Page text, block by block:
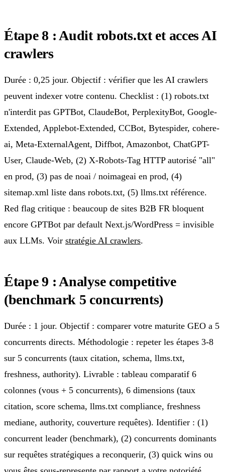
Étape 8 : Audit robots.txt et acces AI
crawlers
Durée : 0,25 jour. Objectif : vérifier que les AI crawlers
peuvent indexer votre contenu. Checklist : (1) robots.txt
n'interdit pas GPTBot, ClaudeBot, PerplexityBot, Google-
Extended, Applebot-Extended, CCBot, Bytespider, cohere-
ai, Meta-ExternalAgent, Diffbot, Amazonbot, ChatGPT-
User, Claude-Web, (2) X-Robots-Tag HTTP autorisé "all"
en prod, (3) pas de noai / noimageai en prod, (4)
sitemap.xml liste dans robots.txt, (5) llms.txt référence.
Red flag critique : beaucoup de sites B2B FR bloquent
encore GPTBot par default Next.js/WordPress = invisible
aux LLMs. Voir stratégie AI crawlers.
Étape 9 : Analyse competitive
(benchmark 5 concurrents)
Durée : 1 jour. Objectif : comparer votre maturite GEO a 5
concurrents directs. Méthodologie : repeter les étapes 3-8
sur 5 concurrents (taux citation, schema, llms.txt,
freshness, authority). Livrable : tableau comparatif 6
colonnes (vous + 5 concurrents), 6 dimensions (taux
citation, score schema, llms.txt compliance, freshness
mediane, authority, couverture requêtes). Identifier : (1)
concurrent leader (benchmark), (2) concurrents dominants
sur requêtes stratégiques a reconquerir, (3) quick wins ou